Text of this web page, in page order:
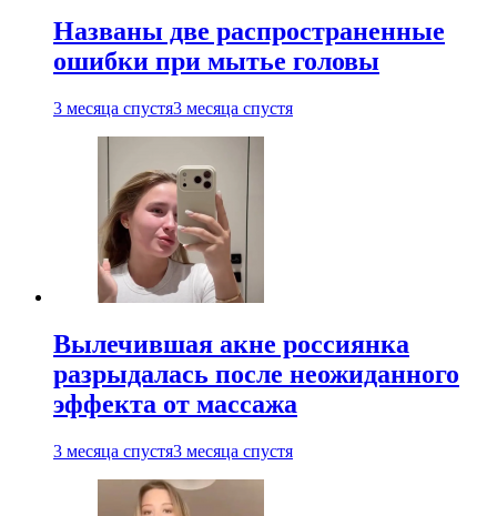
Названы две распространенные
ошибки при мытье головы
3 месяца спустя3 месяца спустя
Вылечившая акне россиянка
разрыдалась после неожиданного
эффекта от массажа
3 месяца спустя3 месяца спустя